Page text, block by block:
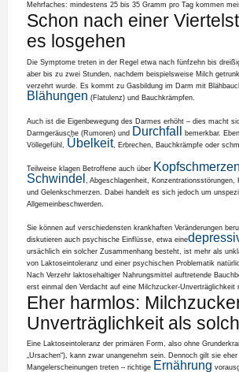
Mehrfaches: mindestens 25 bis 35 Gramm pro Tag kommen
Schon nach einer
es losgehen
Die Symptome treten in der Regel etwa nach fünfzehn bis
aber bis zu zwei Stunden, nachdem beispielsweise Milch
verzehrt wurde. Es kommt zu Gasbildung im Darm mit
Blähungen (Flatulenz) und Bauchkrämpfen.
Auch ist die Eigenbewegung des Darmes erhöht – dies macht
Darmgeräusche (Rumoren) und Durchfall
bemerkbar.
Völlegefühl,
Übelkeit , Erbrechen, Bauchkrämpfe oder
Teilweise klagen Betroffene auch über Kopfschmerzen
Schwindel
, Abgeschlagenheit,
und Gelenkschmerzen. Dabei handelt es sich jedoch um
Allgemeinbeschwerden.
Sie können auf verschiedensten krankhaften Veränderungen
diskutieren auch psychische Einflüsse, etwa eine
ursächlich ein solcher Zusammenhang besteht, ist mehr als
von Laktoseintoleranz und einer psychischen Problematik
Nach Verzehr laktosehaltiger Nahrungsmittel auftretende
erst einmal den Verdacht auf eine Milchzucker-Unverträglichkeit
Eher harmlos:
Unverträglichkeit als
Eine Laktoseintoleranz der primären Form, also ohne
„Ursachen“), kann zwar unangenehm sein. Dennoch gilt sie
Mangelerscheinungen treten – richtige Ernährung